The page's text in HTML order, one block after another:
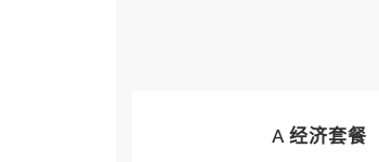
A 经济套餐